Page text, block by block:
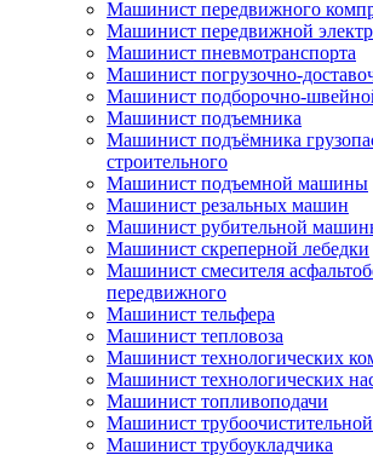
Машинист передвижного
Машинист передвижной
Машинист пневмотранспорта
Машинист погрузочно-
Машинист подборочно-
Машинист подъемника
Машинист подъёмника
строительного
Машинист подъемной машины
Машинист резальных машин
Машинист рубительной
Машинист скреперной лебедки
Машинист смесителя
передвижного
Машинист тельфера
Машинист тепловоза
Машинист технологических
Машинист технологических
Машинист топливоподачи
Машинист
Машинист трубоукладчика